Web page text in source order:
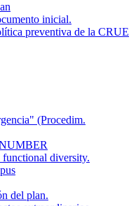
inicial.
preventiva de la CRUE
(Procedim.
diversity.
del plan.